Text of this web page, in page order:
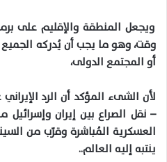
ويجعل المنطقة والإقليم على
وقت، وهو ما يجب أن يُدركه
أو المجتمع الدولى،
لأن الشىء المؤكد أن الرد
– نقل الصراع بين إيران
العسكرية المُباشرة وقرّب من
ينتبه إليه العالم..